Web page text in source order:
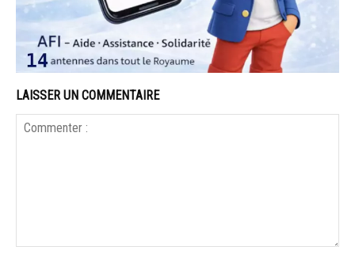
LAISSER UN COMMENTAIRE